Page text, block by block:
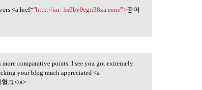
<a href="http://xn--hs0by0egti38za.com/">꽁머
comparative points. I see you got extremely
your blog much appreciated <a
헐크</a>